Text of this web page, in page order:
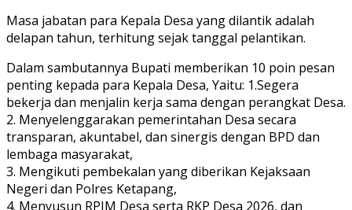
Masa jabatan para Kepala Desa yang dilantik adalah
delapan tahun, terhitung sejak tanggal pelantikan.
Dalam sambutannya Bupati memberikan 10 poin pesan
penting kepada para Kepala Desa, Yaitu: 1.Segera
bekerja dan menjalin kerja sama dengan perangkat Desa.
2. Menyelenggarakan pemerintahan Desa secara
transparan, akuntabel, dan sinergis dengan BPD dan
lembaga masyarakat,
3. Mengikuti pembekalan yang diberikan Kejaksaan
Negeri dan Polres Ketapang,
4. Menyusun RPJM Desa serta RKP Desa 2026, dan